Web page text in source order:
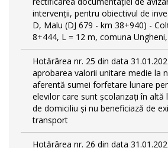
intervenții, pentru obiectivul de
D, Malu (DJ 679 - km 38+940) -
8+444, L = 12 m, comuna
Hotărârea nr. 25 din data
aprobarea valorii unitare medie la
aferentă sumei forfetare lunare
elevilor care sunt şcolarizați în altă
de domiciliu şi nu beneficiază de
transport
Hotărârea nr. 26 din data